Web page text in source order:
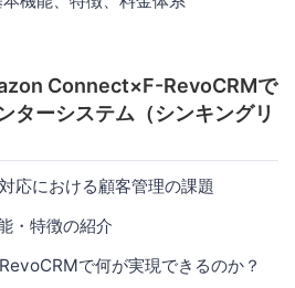
Connect×F-RevoCRMで
ターシステム（シンキングリ
応における顧客管理の課題
・特徴の紹介
で何が実現できるのか？